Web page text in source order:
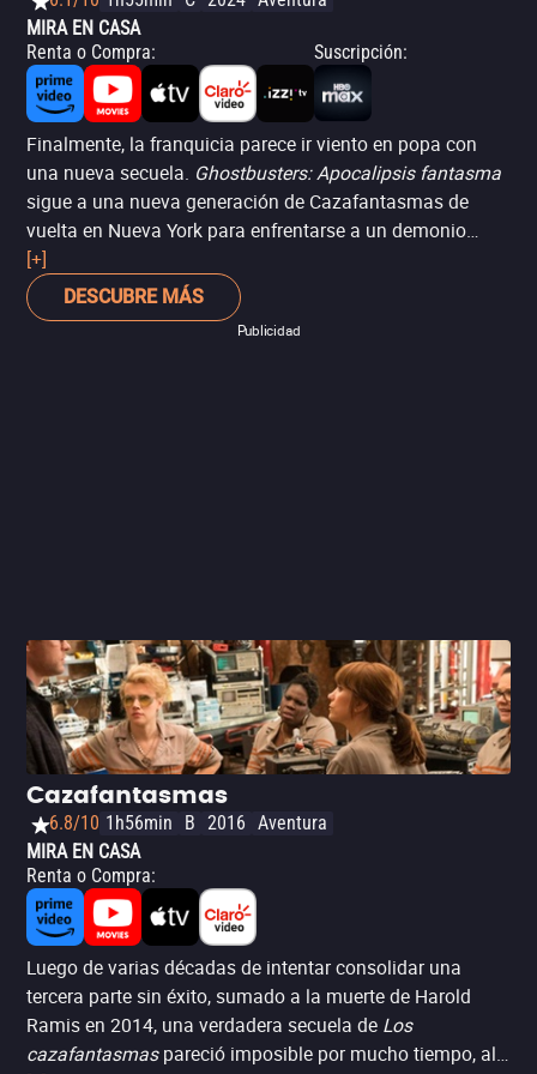
MIRA EN CASA
Renta o Compra: Suscripción:
Finalmente, la franquicia parece ir viento en popa con
una nueva secuela. Ghostbusters: Apocalipsis fantasma
sigue a una nueva generación de Cazafantasmas de
vuelta en Nueva York para enfrentarse a un demonio
capaz de congelarlo todo. Sin embargo, el pase de
estafeta no está completo, pues vemos de regreso una
vez más a los integrantes originales.
[+]
DESCUBRE MÁS
Publicidad
Cazafantasmas
6.8/10 1h56min B 2016 Aventura
MIRA EN CASA
Renta o Compra:
Luego de varias décadas de intentar consolidar una
tercera parte sin éxito, sumado a la muerte de Harold
Ramis en 2014, una verdadera secuela de Los
cazafantasmaspareció imposible por mucho tiempo, al